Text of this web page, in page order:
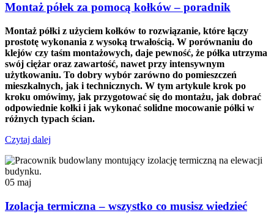
Montaż półek za pomocą kołków – poradnik
Montaż półki z użyciem kołków to rozwiązanie, które łączy
prostotę wykonania z wysoką trwałością. W porównaniu do
klejów czy taśm montażowych, daje pewność, że półka utrzyma
swój ciężar oraz zawartość, nawet przy intensywnym
użytkowaniu. To dobry wybór zarówno do pomieszczeń
mieszkalnych, jak i technicznych. W tym artykule krok po
kroku omówimy, jak przygotować się do montażu, jak dobrać
odpowiednie kołki i jak wykonać solidne mocowanie półki w
różnych typach ścian.
Czytaj dalej
05 maj
Izolacja termiczna – wszystko co musisz wiedzieć